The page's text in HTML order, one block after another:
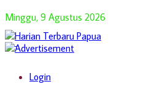
Minggu, 9 Agustus 2026
Login